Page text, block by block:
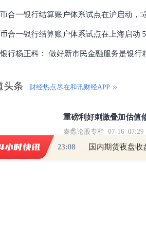
头条 财经热点尽在和讯财经APP
秦蠡论股专栏 07-16 07:29
23:08 国内期货夜盘收